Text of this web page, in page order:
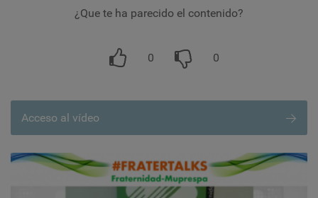
¿Que te ha parecido el contenido?
0 0
Acceso al vídeo